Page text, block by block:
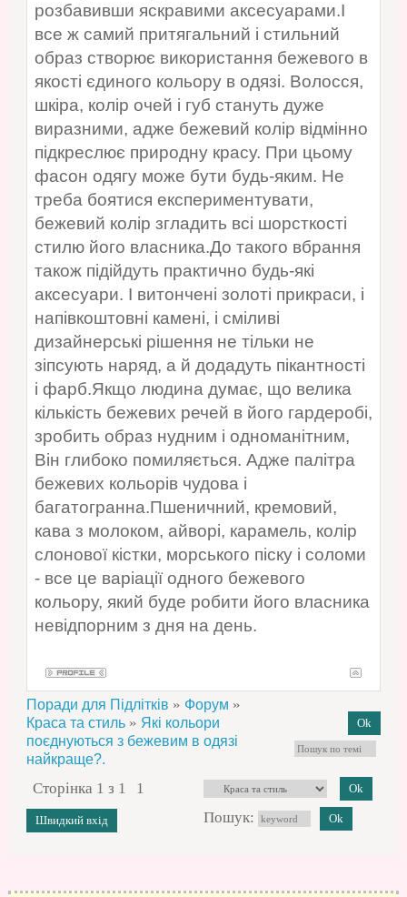
розбавивши яскравими аксесуарами.І
все ж самий притягальний і стильний
образ створює використання бежевого в
якості єдиного кольору в одязі. Волосся,
шкіра, колір очей і губ стануть дуже
виразними, адже бежевий колір відмінно
підкреслює природну красу. При цьому
фасон одягу може бути будь-яким. Не
треба боятися експериментувати,
бежевий колір згладить всі шорсткості
стилю його власника.До такого вбрання
також підійдуть практично будь-які
аксесуари. І витончені золоті прикраси, і
напівкоштовні камені, і сміливі
дизайнерські рішення не тільки не
зіпсують наряд, а й додадуть пікантності
і фарб.Якщо людина думає, що велика
кількість бежевих речей в його гардеробі,
зробить образ нудним і одноманітним,
Він глибоко помиляється. Адже палітра
бежевих кольорів чудова і
багатогранна.Пшеничний, кремовий,
кава з молоком, айворі, карамель, колір
слонової кістки, морського піску і соломи
- все це варіації одного бежевого
кольору, який буде робити його власника
невідпорним з дня на день.
Поради для Підлітків » Форум »
Краса та стиль » Які кольори
поєднуються з бежевим в одязі
найкраще?.
Сторінка 1 з 1
1
Пошук: